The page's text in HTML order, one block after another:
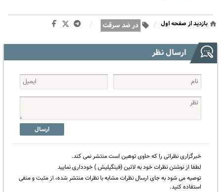
بازدید از صفحه اول / در ضد سرقت /
ارسال نظر
ارسال
خبرگزاری نظراتی را که حاوی توهین است منتشر نمی کند.
لطفا از نوشتن نظرات خود به لاتین (فینگیلیش ) خودداری نمایید
توصیه می شود به جای ارسال نظرات مشابه با نظرات منتشر شده، از مثبت و منفی
استفاده کنید.